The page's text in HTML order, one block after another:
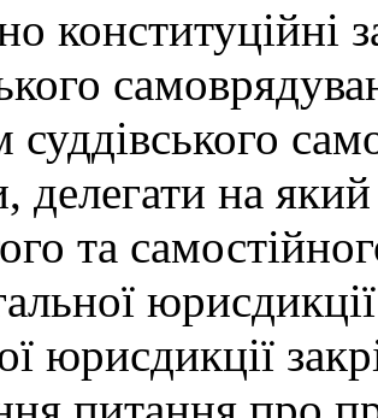
конституційні
делегати на
та
юрисдикції